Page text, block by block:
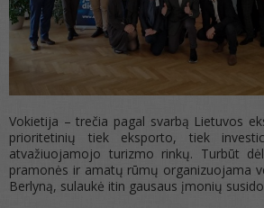
Vokietija – trečia pagal svarbą Lietuvos
prioritetinių tiek eksporto, tiek
atvažiuojamojo turizmo rinkų. Turbūt
pramonės ir amatų rūmų organizuojama
Berlyną, sulaukė itin gausaus įmonių